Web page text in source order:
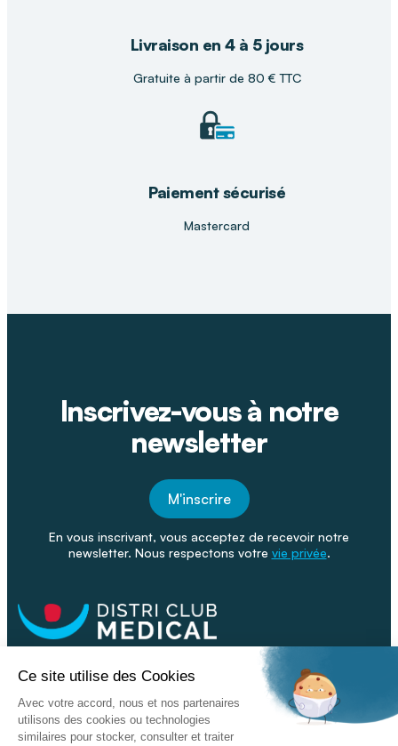
Livraison en 4 à 5 jours
Gratuite à partir de 80 € TTC
Paiement sécurisé
Mastercard
Inscrivez-vous à notre
newsletter
M'inscrire
En vous inscrivant, vous acceptez de recevoir notre
newsletter. Nous respectons votre vie privée.
Nos catalogues
Nos conseils - Blog